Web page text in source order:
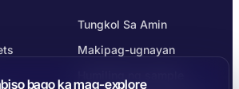
Tungkol Sa Amin
Makipag-ugnayan
bago ka mag-explore